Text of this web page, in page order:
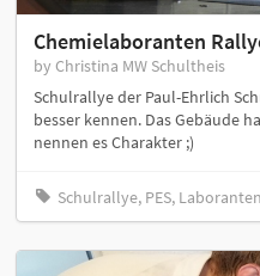
Chemielaboranten
by Christina MW Schultheis
Schulrallye der Paul-Ehrlich
besser kennen. Das Gebäude
nennen es Charakter ;)
Schulrallye, PES,